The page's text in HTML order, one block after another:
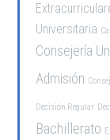
Universitaria
Consejería
Admisión
Decisión Regular
Bachillerato